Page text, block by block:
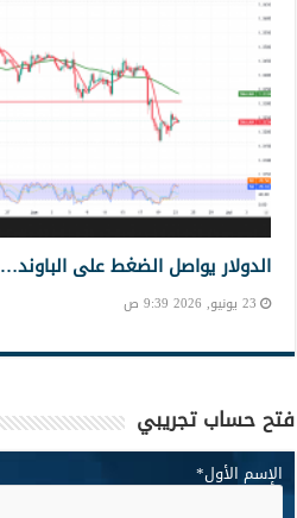
الدولار يواصل الضغط على الباوند… 23-6-2026
23 يونيو, 2026 9:39 ص
فتح حساب تجريبي
الإسم الأول*